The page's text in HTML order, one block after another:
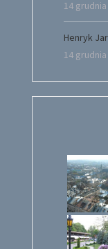
14
Henryk
14